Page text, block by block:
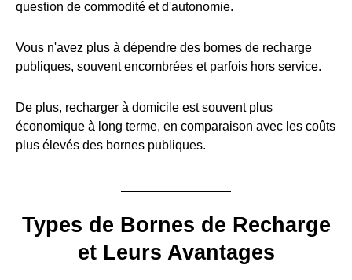
question de commodité et d'autonomie.
Vous n'avez plus à dépendre des bornes de recharge
publiques, souvent encombrées et parfois hors service.
De plus, recharger à domicile est souvent plus
économique à long terme, en comparaison avec les coûts
plus élevés des bornes publiques.
Types de Bornes de Recharge
et Leurs Avantages